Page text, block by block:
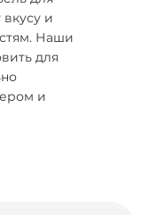
и
Наши
для
и